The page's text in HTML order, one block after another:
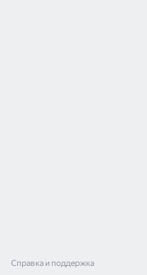
Справка и поддержка